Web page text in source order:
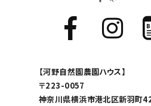
【河野自然園農園ハウス】
〒223-0057
神奈川県横浜市港北区新羽町